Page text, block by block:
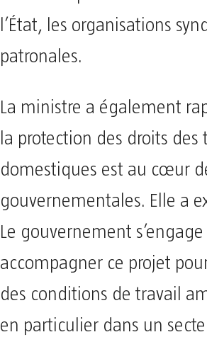
l’État, les organisations
patronales.
La ministre a également
la protection des droits des
domestiques est au cœur
gouvernementales. Elle a
Le gouvernement s’engage
accompagner ce projet
des conditions de travail
en particulier dans un